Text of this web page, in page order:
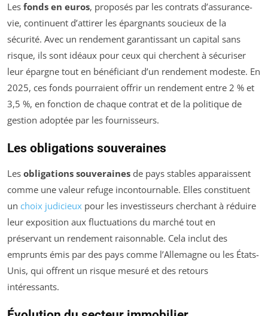
Les fonds en euros, proposés par les contrats d’assurance-
vie, continuent d’attirer les épargnants soucieux de la
sécurité. Avec un rendement garantissant un capital sans
risque, ils sont idéaux pour ceux qui cherchent à sécuriser
leur épargne tout en bénéficiant d’un rendement modeste. En
2025, ces fonds pourraient offrir un rendement entre 2 % et
3,5 %, en fonction de chaque contrat et de la politique de
gestion adoptée par les fournisseurs.
Les obligations souveraines
Les obligations souveraines de pays stables apparaissent
comme une valeur refuge incontournable. Elles constituent
un choix judicieux pour les investisseurs cherchant à réduire
leur exposition aux fluctuations du marché tout en
préservant un rendement raisonnable. Cela inclut des
emprunts émis par des pays comme l’Allemagne ou les États-
Unis, qui offrent un risque mesuré et des retours
intéressants.